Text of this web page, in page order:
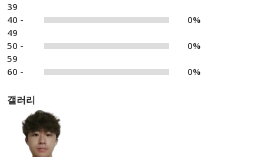
39
40 -
49
0%
50 -
59
0%
60 - 0%
갤러리